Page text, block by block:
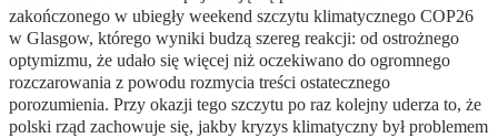
zakończonego w ubiegły weekend szczytu klimatycznego COP26
w Glasgow, którego wyniki budzą szereg reakcji: od ostrożnego
optymizmu, że udało się więcej niż oczekiwano do ogromnego
rozczarowania z powodu rozmycia treści ostatecznego
porozumienia. Przy okazji tego szczytu po raz kolejny uderza to, że
polski rząd zachowuje się, jakby kryzys klimatyczny był problemem